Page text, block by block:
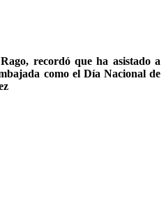
recordó que ha asistado a
como el Día Nacional de